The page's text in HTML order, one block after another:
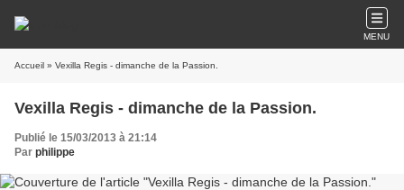
MENU
Accueil » Vexilla Regis - dimanche de la Passion.
Vexilla Regis - dimanche de la Passion.
Publié le 15/03/2013 à 21:14
Par philippe